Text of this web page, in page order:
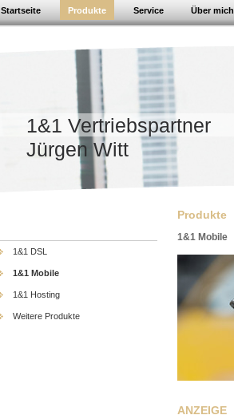
Startseite Produkte Service Über mich
1&1 Vertriebspartner
Jürgen Witt
1&1 DSL
1&1 Mobile
1&1 Hosting
Weitere Produkte
Produkte
1&1 Mobile
ANZEIGE